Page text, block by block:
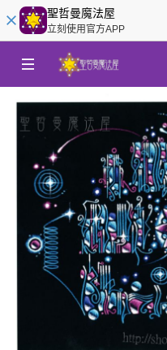
聖哲曼魔法屋
立刻使用官方APP